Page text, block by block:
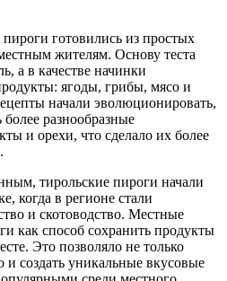
готовились из простых
жителям. Основу теста
а в качестве начинки
ягоды, грибы, мясо и
начали эволюционировать,
разнообразные
и орехи, что сделало их более
тирольские пироги начали
когда в регионе стали
и скотоводство. Местные
как способ сохранить продукты
Это позволяло не только
и создать уникальные вкусовые